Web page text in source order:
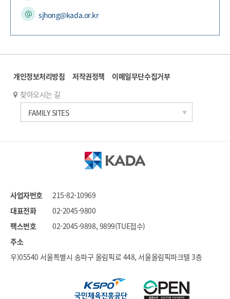
sjhong@kada.or.kr
개인정보처리방침 저작권정책
이메일무단수집거부
찾아오시는 길
FAMILY SITES
한국과학기술연구원
대한장애인체육회
스포츠윤리센터
국민권익위원회
사업자번호
215-82-10969
대표전화
02-2045-9800
팩스번호
02-2045-9898, 9899(TUE접수)
주소
우)05540 서울특별시 송파구 올림픽로 448, 서울올림픽파크텔 3층